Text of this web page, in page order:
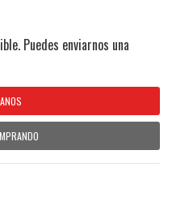
Puedes enviarnos una